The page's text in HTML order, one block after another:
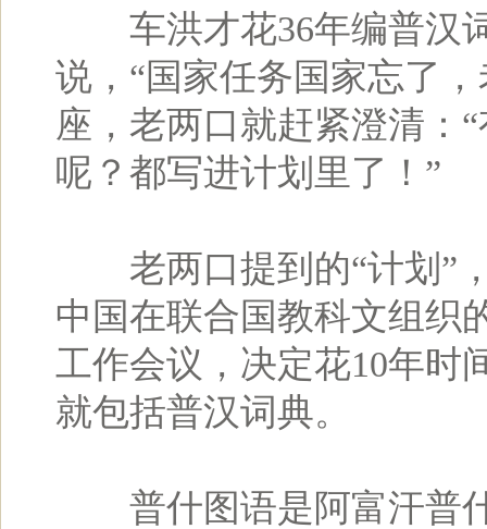
车洪才花36年编普汉
说，“国家任务国家忘了
座，老两口就赶紧澄清：
呢？都写进计划里了！”
老两口提到的“计划”，
中国在联合国教科文组织
工作会议，决定花10年时
就包括普汉词典。
普什图语是阿富汗普什